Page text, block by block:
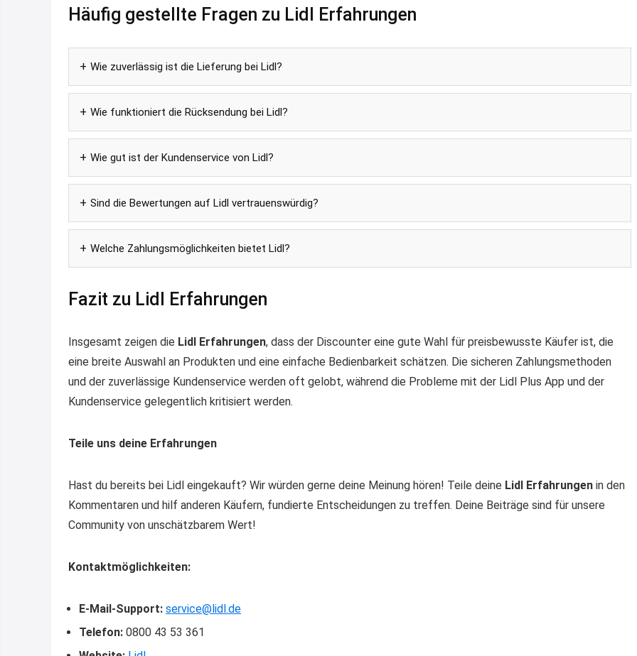
Häufig gestellte Fragen zu Lidl Erfahrungen
Wie zuverlässig ist die Lieferung bei Lidl?
Wie funktioniert die Rücksendung bei Lidl?
Wie gut ist der Kundenservice von Lidl?
Sind die Bewertungen auf Lidl vertrauenswürdig?
Welche Zahlungsmöglichkeiten bietet Lidl?
Fazit zu Lidl Erfahrungen
Insgesamt zeigen die Lidl Erfahrungen, dass der Discounter eine gute Wahl für preisbewusste Käufer ist, die
eine breite Auswahl an Produkten und eine einfache Bedienbarkeit schätzen. Die sicheren Zahlungsmethoden
und der zuverlässige Kundenservice werden oft gelobt, während die Probleme mit der Lidl Plus App und der
Kundenservice gelegentlich kritisiert werden.
Teile uns deine Erfahrungen
Hast du bereits bei Lidl eingekauft? Wir würden gerne deine Meinung hören! Teile deine Lidl Erfahrungen in den
Kommentaren und hilf anderen Käufern, fundierte Entscheidungen zu treffen. Deine Beiträge sind für unsere
Community von unschätzbarem Wert!
Kontaktmöglichkeiten:
E-Mail-Support: service@lidl.de
Telefon: 0800 43 53 361